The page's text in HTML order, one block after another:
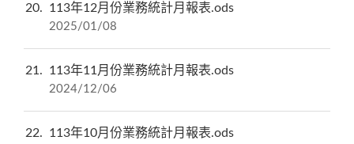
20 113年12月份業務統計月報表.ods
2025/01/08
21 113年11月份業務統計月報表.ods
2024/12/06
22 113年10月份業務統計月報表.ods